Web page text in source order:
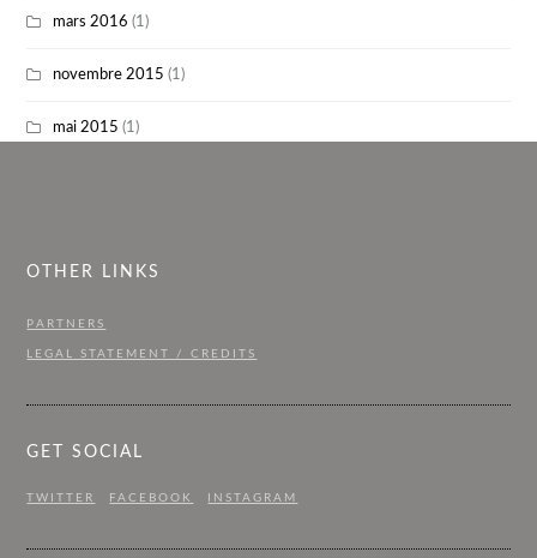
mars 2016 (1)
novembre 2015 (1)
mai 2015 (1)
OTHER LINKS
PARTNERS
LEGAL STATEMENT / CREDITS
GET SOCIAL
TWITTER FACEBOOK INSTAGRAM